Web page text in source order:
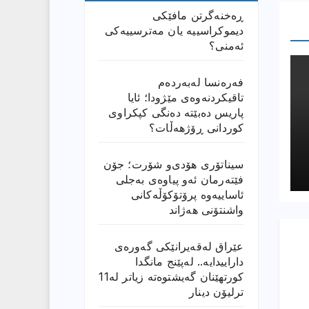
ڕەخنەگرتن مافێکی
دیموکراسییە یان مەترسییەکی
ئەمنی؟
فەرەنسا لەبەردەم
تاقیکردنەوەی مێژودا؛ ئایا
پاریس دەبێتە دەنگی کپکراوی
کوردانی ڕۆژھەڵات؟
سیناتۆری هۆدی‌و شۆرت؛ جۆن
فێتەرمان ئەو پیاوەی بەجلی
ئاساییەوە پرۆتۆکۆڵەکانی
واشنتۆنی هەژاند
عێراق له‌قه‌یرانێكى گه‌وره‌ى
داراییدایه‌.. له‌پێنج مانگدا
كورتهێنان گه‌یشتوه‌ته‌ زیاتر له‌11
ترلیۆن دینار